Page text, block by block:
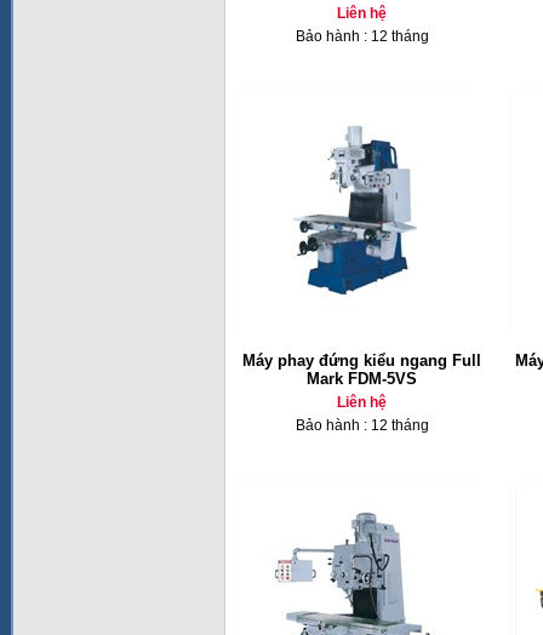
Liên hệ
Bảo hành : 12 tháng
Máy phay đứng kiểu ngang Full
Mark FDM-5VS
Liên hệ
Bảo hành : 12 tháng